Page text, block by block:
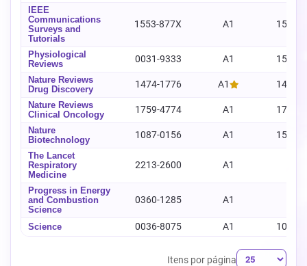
IEEE
Communications
Surveys and
Tutorials
1553-877X A1 1553-
Physiological
Reviews
0031-9333 A1 1522-
Nature Reviews
Drug Discovery
1474-1776 A1 1474-
Nature Reviews
Clinical Oncology
1759-4774 A1 1759-
Nature
Biotechnology
1087-0156 A1 1546-
The Lancet
Respiratory
Medicine
2213-2600 A1
Progress in Energy
and Combustion
Science
0360-1285 A1
Science 0036-8075 A1 1095-
Itens por página